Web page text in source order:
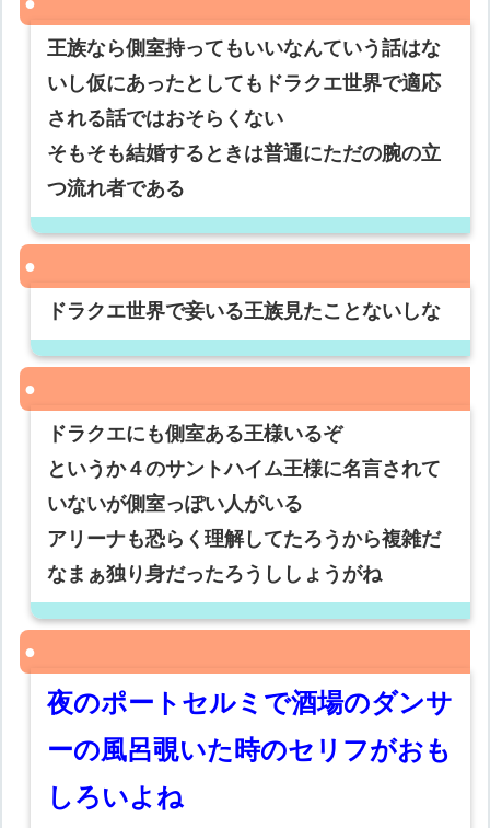
王族なら側室持ってもいいなんていう話はな
いし仮にあったとしてもドラクエ世界で適応
される話ではおそらくない
そもそも結婚するときは普通にただの腕の立
つ流れ者である
ドラクエ世界で妾いる王族見たことないしな
ドラクエにも側室ある王様いるぞ
というか４のサントハイム王様に名言されて
いないが側室っぽい人がいる
アリーナも恐らく理解してたろうから複雑だ
なまぁ独り身だったろうししょうがね
夜のポートセルミで酒場のダンサ
ーの風呂覗いた時のセリフがおも
しろいよね